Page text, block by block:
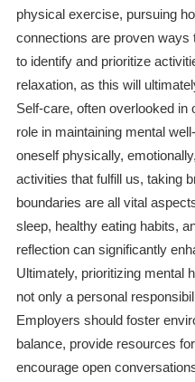
physical exercise, pursuing
connections are proven
to identify and prioritize
relaxation, as this will
Self-care, often overlooked
role in maintaining mental
oneself physically,
activities that fulfill us, taking
boundaries are all vital
sleep, healthy eating habits,
reflection can significantly
Ultimately, prioritizing mental
not only a personal
Employers should foster
balance, provide resources
encourage open